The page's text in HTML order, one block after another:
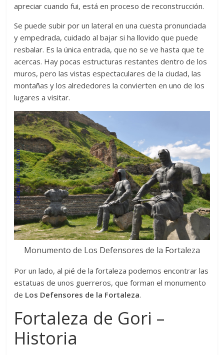
apreciar cuando fui, está en proceso de reconstrucción.
Se puede subir por un lateral en una cuesta pronunciada
y empedrada, cuidado al bajar si ha llovido que puede
resbalar. Es la única entrada, que no se ve hasta que te
acercas. Hay pocas estructuras restantes dentro de los
muros, pero las vistas espectaculares de la ciudad, las
montañas y los alrededores la convierten en uno de los
lugares a visitar.
Monumento de Los Defensores de la Fortaleza
Por un lado, al pié de la fortaleza podemos encontrar las
estatuas de unos guerreros, que forman el monumento
de Los Defensores de la Fortaleza.
Fortaleza de Gori –
Historia